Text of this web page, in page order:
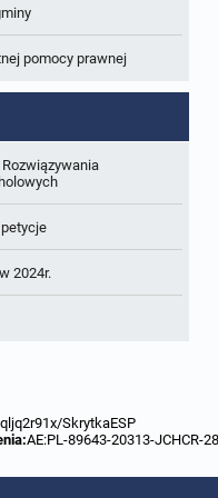
pomocy prawnej
2024r.
SkrytkaESP
AE:PL-89643-20313-JCHCR-28